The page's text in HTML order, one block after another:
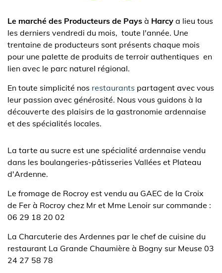
Le marché des Producteurs de Pays à Harcy a lieu tous
les derniers vendredi du mois, toute l'année. Une
trentaine de producteurs sont présents chaque mois
pour une palette de produits de terroir authentiques en
lien avec le parc naturel régional.
En toute simplicité nos restaurants partagent avec vous
leur passion avec générosité. Nous vous guidons à la
découverte des plaisirs de la gastronomie ardennaise
et des spécialités locales.
La tarte au sucre est une spécialité ardennaise vendu
dans les boulangeries-pâtisseries Vallées et Plateau
d'Ardenne.
Le fromage de Rocroy est vendu au GAEC de la Croix
de Fer à Rocroy chez Mr et Mme Lenoir sur commande :
06 29 18 20 02
La Charcuterie des Ardennes par le chef de cuisine du
restaurant La Grande Chaumière à Bogny sur Meuse 03
24 27 58 78